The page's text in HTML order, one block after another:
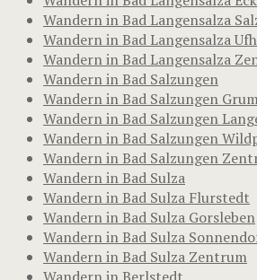
Wandern in Bad Langensalza
Wandern in Bad Langensalza
Wandern in Bad Langensalza
Wandern in Bad Salzungen
Wandern in Bad Salzungen
Wandern in Bad Salzungen
Wandern in Bad Salzungen
Wandern in Bad Salzungen
Wandern in Bad Sulza
Wandern in Bad Sulza Flurstedt
Wandern in Bad Sulza Gorsleben
Wandern in Bad Sulza
Wandern in Bad Sulza Zentrum